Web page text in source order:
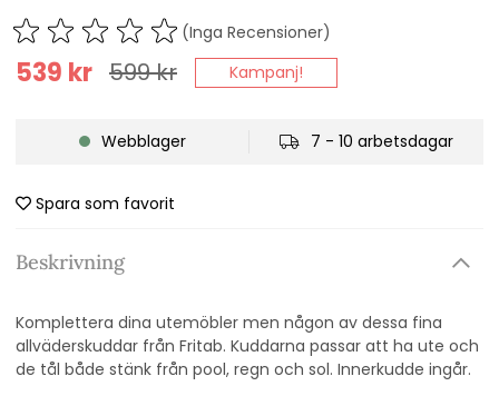
(Inga Recensioner)
599kr
539 kr Kampanj!
Webblager 7 - 10 arbetsdagar
Spara som favorit
Beskrivning
Komplettera dina utemöbler men någon av dessa fina
allväderskuddar från Fritab. Kuddarna passar att ha ute och
de tål både stänk från pool, regn och sol. Innerkudde ingår.